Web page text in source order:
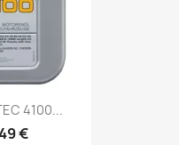
4100...
€